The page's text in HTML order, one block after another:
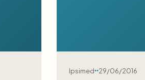
Ipsimed 29/06/2016